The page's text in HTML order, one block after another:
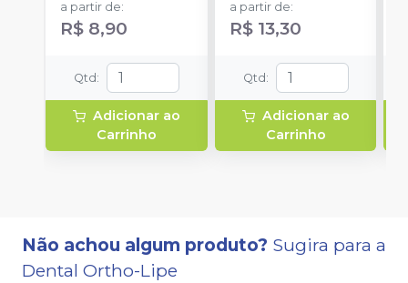
a partir de:
R$ 8,90
Qtd :
Adicionar ao
Carrinho
a partir de:
R$ 13,30
Qtd :
Adicionar ao
Carrinho
Não achou algum produto? Sugira para a
Dental Ortho-Lipe